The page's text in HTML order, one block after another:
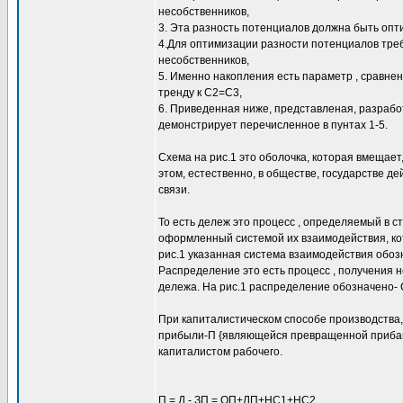
несобственников,
3. Эта разность потенциалов должна быть
4.Для оптимизации разности потенциалов
несобственников,
5. Именно накопления есть параметр ,
тренду к С2=С3,
6. Приведенная ниже, представленая,
демонстрирует перечисленное в пунтах 1-5.
Схема на рис.1 это оболочка, которая
этом, естественно, в обществе, государстве
связи.
То есть дележ это процесс , определяемый в
оформленный системой их взаимодействия,
рис.1 указанная система взаимодействия
Распределение это есть процесс ,
дележа. На рис.1 распределение обозначено-
При капиталистическом способе
прибыли-П {являющейся превращенной
капиталистом рабочего.
П = Д - ЗП = ОП+ЛП+НС1+НС2.